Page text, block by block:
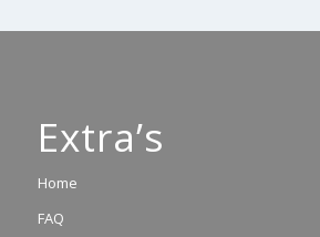
Extra’s
Home
FAQ